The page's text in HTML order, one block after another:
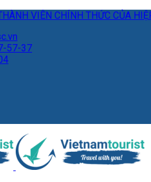
VIÊN CHÍNH THỨC CỦA
57-37